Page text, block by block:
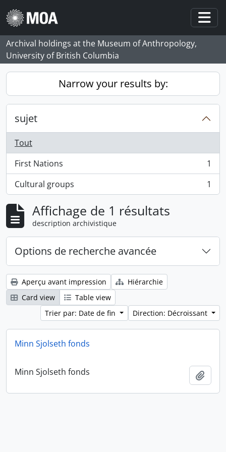
Skip to main content
Archival holdings at the Museum of Anthropology,
University of British Columbia
Narrow your results by:
sujet
Tout
First Nations
, 1 résultats
1
Cultural groups
, 1 résultats 1
Affichage de 1 résultats
description archivistique
Options de recherche avancée
Aperçu avant impression
Hiérarchie
Card view
Table view
Trier par: Date de fin
Direction: Décroissant
Minn Sjolseth fonds
Minn Sjolseth fonds